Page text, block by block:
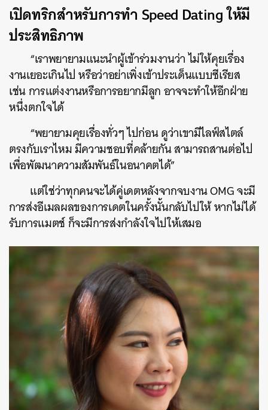
เปิดทริกสำหรับการทำ Speed Dating ให้มี
ประสิทธิภาพ
“เราพยายามแนะนำผู้เข้าร่วมงานว่า ไม่ให้คุยเรื่อง
งานเยอะเกินไป หรือว่าอย่าเพิ่งเข้าประเด็นแบบซีเรียส
เช่น การแต่งงานหรือการอยากมีลูก อาจจะทำให้อีกฝ่าย
หนึ่งตกใจได้
“พยายามคุยเรื่องทั่วๆ ไปก่อน ดูว่าเขามีไลฟ์สไตล์
ตรงกับเราไหม มีความชอบที่คล้ายกัน สามารถสานต่อไป
เพื่อพัฒนาความสัมพันธ์ในอนาคตได้”
แต่ใช่ว่าทุกคนจะได้คู่เดตหลังจากจบงาน OMG จะมี
การส่งอีเมลผลของการเดตในครั้งนั้นกลับไปให้ หากไม่ได้
รับการแมตช์ ก็จะมีการส่งกำลังใจไปให้เสมอ